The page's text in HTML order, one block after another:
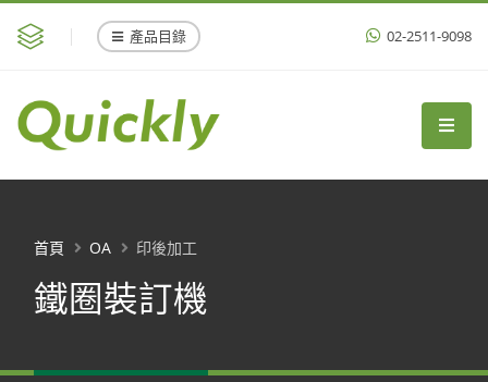
產品目錄 02-2511-9098
鐵圈裝訂機
首頁 OA 印後加工